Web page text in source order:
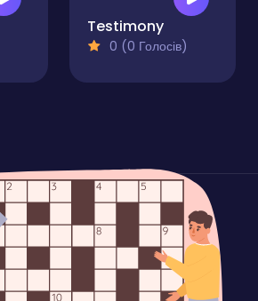
Testimony
0 (0 Голосів)